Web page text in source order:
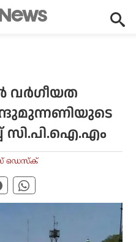
വർഗീയത
സി.പി.ഐ.എം
ഡെസ്‌ക്